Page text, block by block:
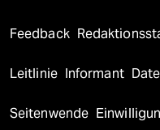
Feedback
Leitlinie Informant
Seitenwende